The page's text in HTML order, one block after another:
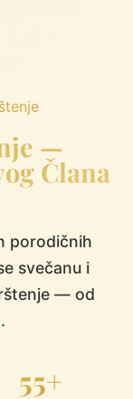
—
Člana
porodičnih
svečanu i
— od
55+